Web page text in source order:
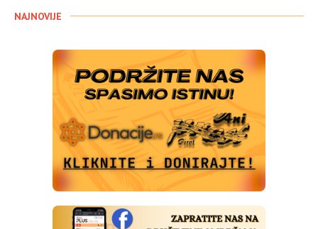
NAJNOVIJE